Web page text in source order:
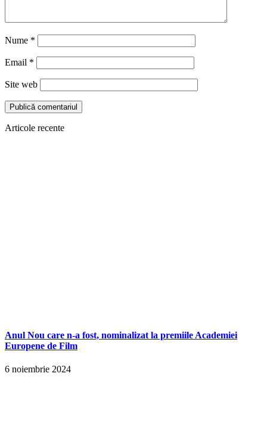
Nume *
Email *
Site web
Articole recente
Anul Nou care n-a fost, nominalizat la premiile Academiei
Europene de Film
6 noiembrie 2024